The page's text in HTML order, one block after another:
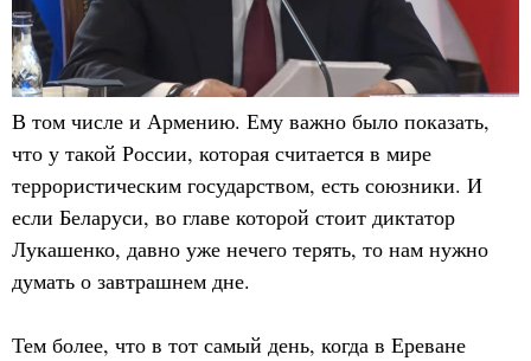
В том числе и Армению. Ему важно было показать,
что у такой России, которая считается в мире
террористическим государством, есть союзники. И
если Беларуси, во главе которой стоит диктатор
Лукашенко, давно уже нечего терять, то нам нужно
думать о завтрашнем дне.
Тем более, что в тот самый день, когда в Ереване